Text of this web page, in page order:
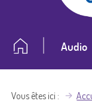
Audio
Vous êtes ici